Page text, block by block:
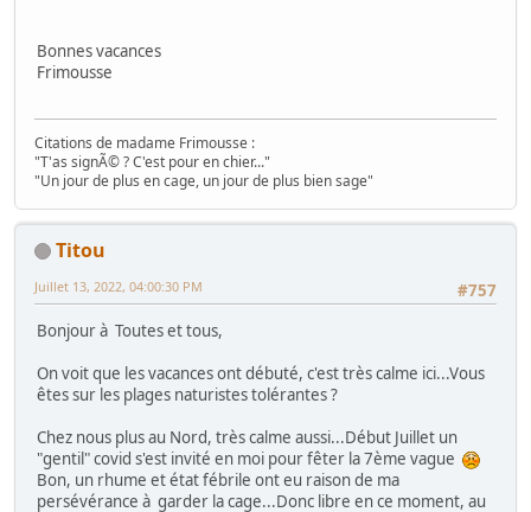
Bonnes vacances
Frimousse
Citations de madame Frimousse :
"T'as signÃ© ? C'est pour en chier..."
"Un jour de plus en cage, un jour de plus bien sage"
Titou
#757
Juillet 13, 2022, 04:00:30 PM
Bonjour à Toutes et tous,
On voit que les vacances ont débuté, c'est très calme ici...Vous
êtes sur les plages naturistes tolérantes ?
Chez nous plus au Nord, très calme aussi...Début Juillet un
"gentil" covid s'est invité en moi pour fêter la 7ème vague
Bon, un rhume et état fébrile ont eu raison de ma
persévérance à garder la cage...Donc libre en ce moment, au